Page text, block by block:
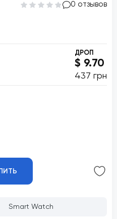
0 отзывов
ДРОП
$ 9.70
437 грн
Smart Watch